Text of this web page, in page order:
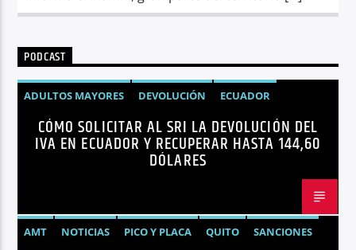
PODCAST
ADULTOS MAYORES DEVOLUCIÓN
ECUADOR
NEGOCIOS
NOTICIAS PERSONAS CON DISCAPACIDAD
CÓMO SOLICITAR AL SRI LA DEVOLUCIÓN DEL
IVA EN ECUADOR Y RECUPERAR HASTA 144,60
DÓLARES
AMT NOTICIAS PICO Y PLACA QUITO SANCIONES